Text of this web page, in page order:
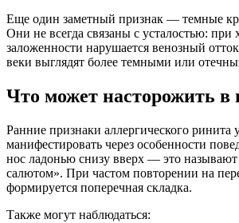
Еще один заметный признак — темные
Они не всегда связаны с усталостью: при
заложенности нарушается венозный
веки выглядят более темными или
Что может насторожить в
Ранние признаки аллергического ринита
манифестировать через особенности
нос ладонью снизу вверх — это называют
салютом». При частом повторении на
формируется поперечная складка.
Также могут наблюдаться: